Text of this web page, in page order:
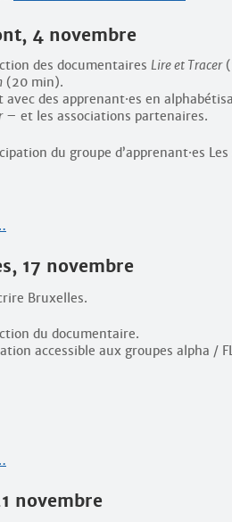
4 novembre
des documentaires Lire et Tracer
(20 min).
avec des apprenant·es en
– et les associations partenaires.
du groupe d’apprenant·es
17 novembre
Bruxelles.
du documentaire.
accessible aux groupes alpha /
novembre